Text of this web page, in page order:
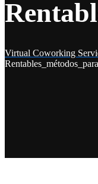
Virtual Coworking